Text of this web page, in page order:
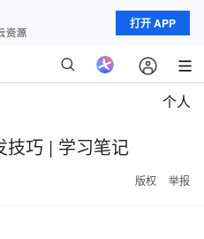
打开 APP
个人
技巧 | 学习笔记
版权 举报